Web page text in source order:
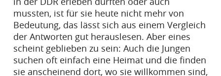
mussten, ist für sie heute nicht mehr von
Bedeutung, das lässt sich aus einem Vergleich
der Antworten gut herauslesen. Aber eines
scheint geblieben zu sein: Auch die Jungen
suchen oft einfach eine Heimat und die finden
sie anscheinend dort, wo sie willkommen sind,